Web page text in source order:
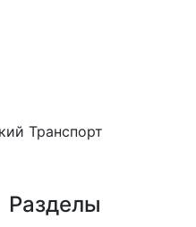
Транспорт
Разделы